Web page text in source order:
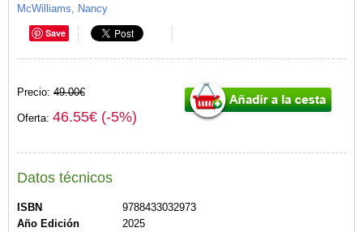
McWilliams, Nancy
Save
Precio: 49.00€
Oferta: 46.55€ (-5%)
Datos técnicos
ISBN
9788433032973
Año Edición
2025